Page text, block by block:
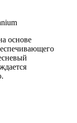
основе